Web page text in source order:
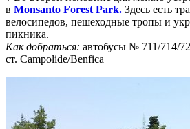
в Monsanto Forest Park. Здесь есть
велосипедов, пешеходные тропы и
пикника.
Как добраться: автобусы № 711/714/
ст. Campolide/Benfica